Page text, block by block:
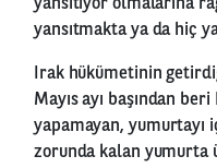
yansıtıyor olmalarına
yansıtmakta ya da hiç
Irak hükümetinin
Mayıs ayı başından
yapamayan, yumurtayı
zorunda kalan